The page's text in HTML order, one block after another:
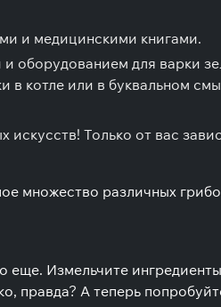
и медицинскими книгами.
оборудованием для варки
котле или в буквальном
Только от вас
множество различных
еще. Измельчите
правда? А теперь